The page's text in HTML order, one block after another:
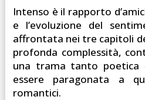
Intenso è il rapporto
e l’evoluzione del
affrontata nei tre capitoli
profonda complessità,
una trama tanto
essere paragonata a
romantici.